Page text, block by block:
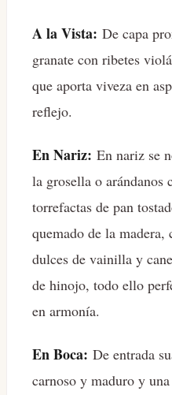
A la Vista: De capa
granate con ribetes
que aporta viveza en
reflejo.
En Nariz: En nariz se
la grosella o arándanos
torrefactas de pan
quemado de la madera,
dulces de vainilla y
de hinojo, todo ello
en armonía.
En Boca: De entrada
carnoso y maduro y